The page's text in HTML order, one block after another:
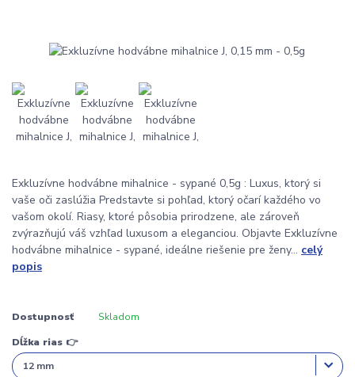
Exkluzívne hodvábne mihalnice - sypané 0,5g : Luxus, ktorý si
vaše oči zaslúžia Predstavte si pohľad, ktorý očarí každého vo
vašom okolí. Riasy, ktoré pôsobia prirodzene, ale zároveň
zvýrazňujú váš vzhľad luxusom a eleganciou. Objavte Exkluzívne
hodvábne mihalnice - sypané, ideálne riešenie pre ženy... celý
popis
Dostupnosť Skladom
Dĺžka rias 👉